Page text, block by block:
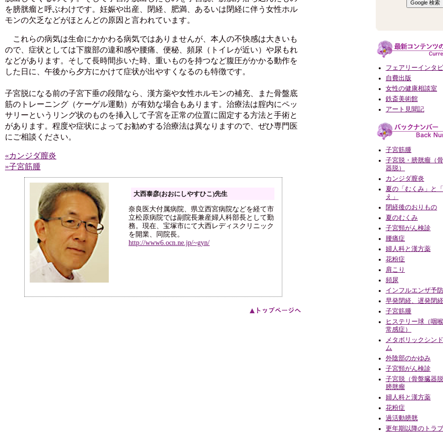
を膀胱瘤と呼ぶわけです。妊娠や出産、閉経、肥満、あるいは閉経に伴う女性ホル
モンの欠乏などがほとんどの原因と言われています。
これらの病気は生命にかかわる病気ではありませんが、本人の不快感は大きいも
ので、症状としては下腹部の違和感や腰痛、便秘、頻尿（トイレが近い）や尿もれ
などがあります。そして長時間歩いた時、重いものを持つなど腹圧がかかる動作を
した日に、午後から夕方にかけて症状が出やすくなるのも特徴です。
子宮脱になる前の子宮下垂の段階なら、漢方薬や女性ホルモンの補充、また骨盤底
筋のトレーニング（ケーゲル運動）が有効な場合もあります。治療法は腟内にペッ
サリーというリング状のものを挿入して子宮を正常の位置に固定する方法と手術と
があります。程度や症状によってお勧めする治療法は異なりますので、ぜひ専門医
にご相談ください。
«カンジダ膣炎
»子宮筋腫
大西泰彦(おおにしやすひこ)先生
奈良医大付属病院、県立西宮病院などを経て市
立松原病院では副院長兼産婦人科部長として勤
務。現在、宝塚市にて大西レディスクリニック
を開業、同院長。
http://www6.ocn.ne.jp/~gyn/
フェアリーインタ
自費出版
女性の健康相談室
鉄斎美術館
アート見聞記
子宮筋腫
子宮脱・膀胱瘤（
器脱）
カンジダ膣炎
夏の「むくみ」と
え」
閉経後のおりもの
夏のむくみ
子宮頸がん検診
腰痛症
婦人科と漢方薬
花粉症
肩こり
頻尿
インフルエンザ予
早発閉経、遅発閉経
子宮筋腫
ヒステリー球（咽
常感症）
メタボリックシン
ム
外陰部のかゆみ
子宮頸がん検診
子宮脱（骨盤臓器脱
膀胱瘤
婦人科と漢方薬
花粉症
過活動膀胱
更年期以降のトラ